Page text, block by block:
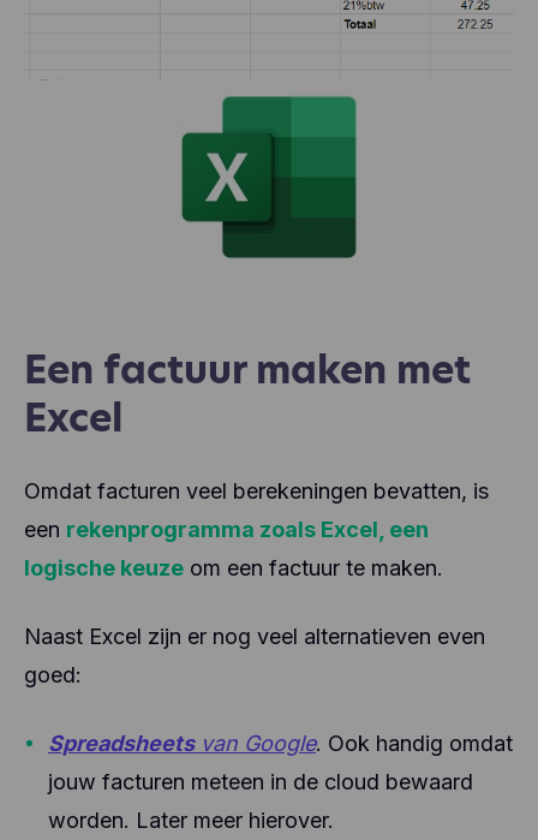
Een factuur maken met
Excel
Omdat facturen veel berekeningen bevatten, is
een rekenprogramma zoals Excel, een
logische keuze om een factuur te maken.
Naast Excel zijn er nog veel alternatieven even
goed:
Spreadsheetsvan Google. Ook handig omdat
jouw facturen meteen in de cloud bewaard
worden. Later meer hierover.